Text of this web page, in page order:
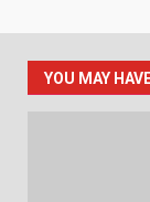
YOU MAY